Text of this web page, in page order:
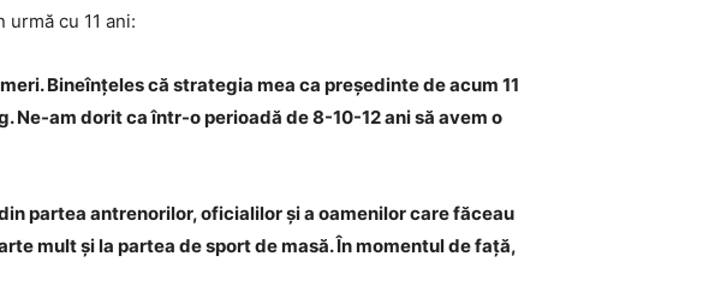
cu 11 ani:
Bineînțeles că strategia mea ca președinte de acum 11
Ne-am dorit ca într-o perioadă de 8-10-12 ani să avem o
partea antrenorilor, oficialilor și a oamenilor care făceau
mult și la partea de sport de masă. În momentul de față,